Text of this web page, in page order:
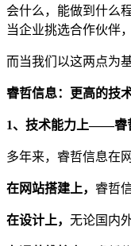
会什么，能做到什么
当企业挑选合作伙伴
而当我们以这两点为
睿哲信息：更高的技
1、技术能力上——睿
多年来，睿哲信息在
在网站搭建上， 睿哲
在设计上， 无论国内